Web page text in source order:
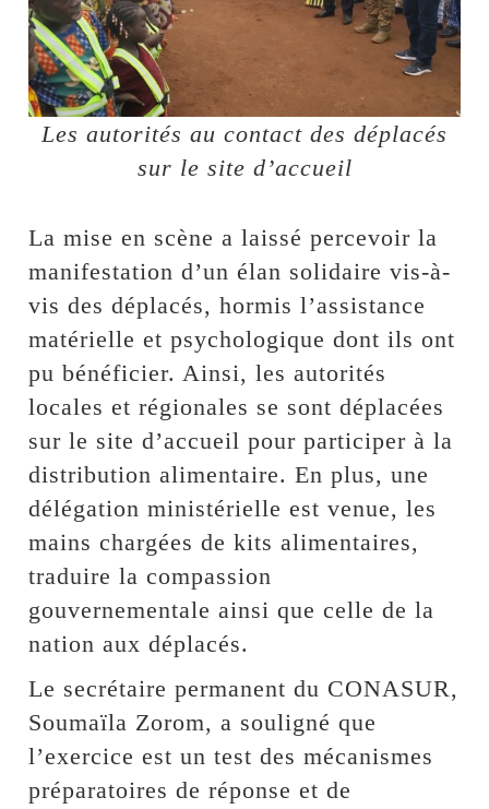
Les autorités au contact des déplacés
sur le site d’accueil
La mise en scène a laissé percevoir la
manifestation d’un élan solidaire vis-à-
vis des déplacés, hormis l’assistance
matérielle et psychologique dont ils ont
pu bénéficier. Ainsi, les autorités
locales et régionales se sont déplacées
sur le site d’accueil pour participer à la
distribution alimentaire. En plus, une
délégation ministérielle est venue, les
mains chargées de kits alimentaires,
traduire la compassion
gouvernementale ainsi que celle de la
nation aux déplacés.
Le secrétaire permanent du CONASUR,
Soumaïla Zorom, a souligné que
l’exercice est un test des mécanismes
préparatoires de réponse et de